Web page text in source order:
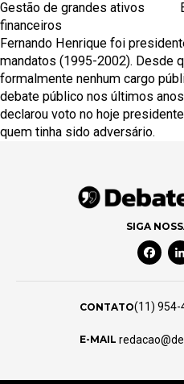
Gestão de grandes ativos
financeiros
Fernando Henrique foi
mandatos (1995-2002). Desde
formalmente nenhum cargo
debate público nos últimos
declarou voto no hoje
quem tinha sido adversário.
SIGA
CONTATO(11) 954-
E-MAIL